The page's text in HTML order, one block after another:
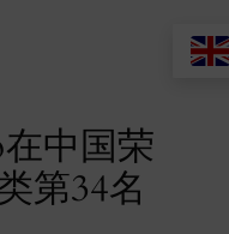
中国荣
第34名